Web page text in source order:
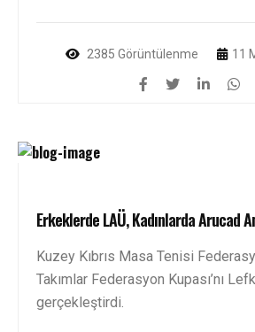
2385 Görüntülenme 11
Erkeklerde LAÜ, Kadınlarda Arucad
Kuzey Kıbrıs Masa Tenisi
Takımlar Federasyon Kupası’nı
gerçekleştirdi.